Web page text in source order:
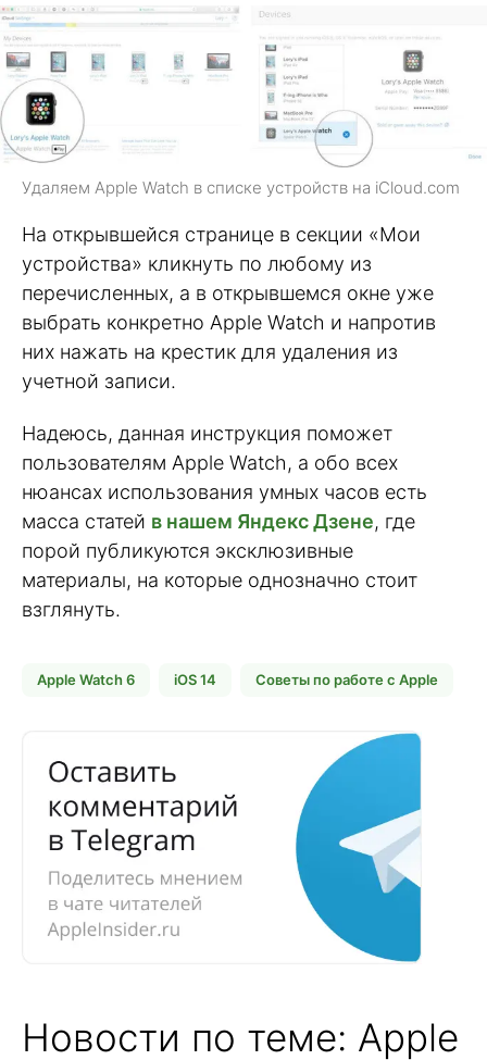
Удаляем Apple Watch в списке устройств на iCloud.com
На открывшейся странице в секции «Мои
устройства» кликнуть по любому из
перечисленных, а в открывшемся окне уже
выбрать конкретно Apple Watch и напротив
них нажать на крестик для удаления из
учетной записи.
Надеюсь, данная инструкция поможет
пользователям Apple Watch, а обо всех
нюансах использования умных часов есть
масса статей в нашем Яндекс Дзене, где
порой публикуются эксклюзивные
материалы, на которые однозначно стоит
взглянуть.
Apple Watch 6 iOS 14 Советы по работе с Apple
Новости по теме: Apple